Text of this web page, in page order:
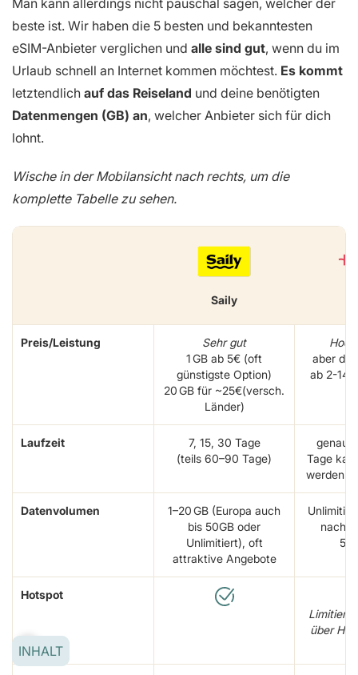
Man kann allerdings nicht pauschal sagen, welcher der
beste ist. Wir haben die 5 besten und bekanntesten
eSIM-Anbieter verglichen und alle sind gut, wenn du im
Urlaub schnell an Internet kommen möchtest. Es kommt
letztendlich auf das Reiseland und deine benötigten
Datenmengen (GB) an, welcher Anbieter sich für dich
lohnt.
Wische in der Mobilansicht nach rechts, um die
komplette Tabelle zu sehen.
Saily
Preis/Leistung
Sehr gut
1 GB ab 5€ (oft
günstigste Option)
20 GB für ~25€(versch.
Länder)
aber
ab 2-
Laufzeit
7, 15, 30 Tage
(teils 60–90 Tage)
genaue
Tage
werden
Datenvolumen
1–20 GB (Europa auch
bis 50GB oder
Unlimitiert), oft
attraktive Angebote
nach
5
Hotspot
Limitiert:
über
INHALT